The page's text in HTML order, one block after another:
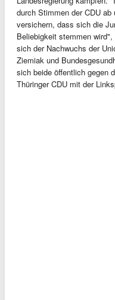
durch Stimmen der CDU
versichern, dass sich die
Beliebigkeit stemmen
sich der Nachwuchs der
Ziemiak und
sich beide öffentlich gegen
Thüringer CDU mit der